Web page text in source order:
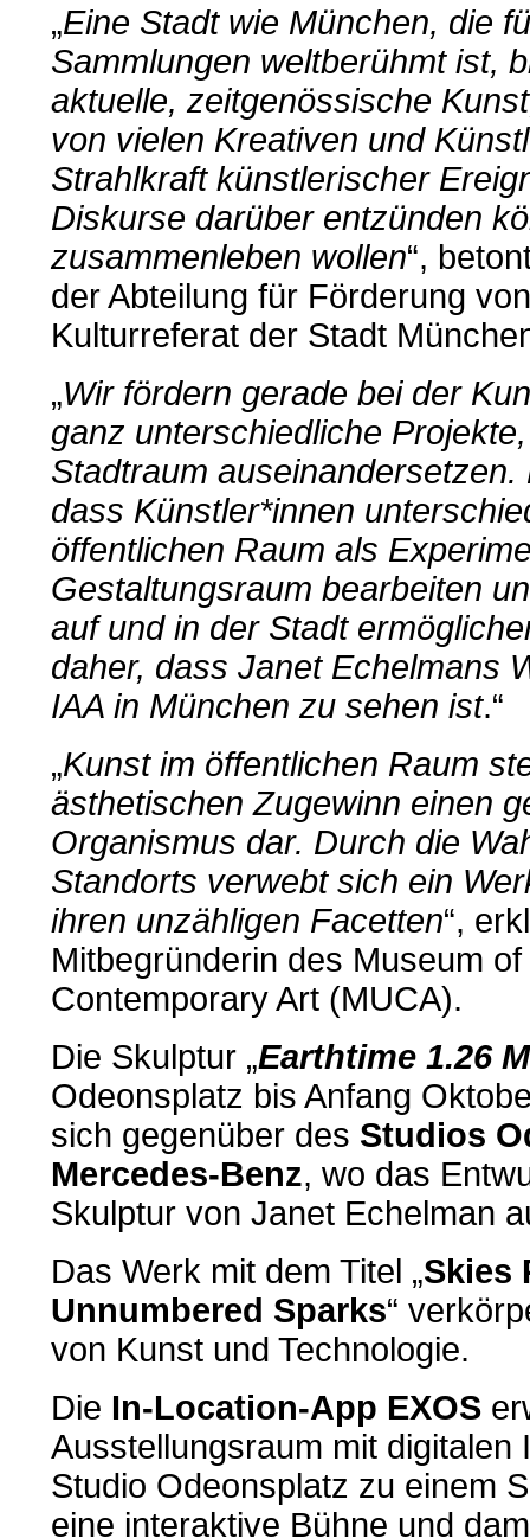
„Eine Stadt wie München, die
Sammlungen weltberühmt ist,
aktuelle, zeitgenössische
von vielen Kreativen und
Strahlkraft künstlerischer
Diskurse darüber entzünden
zusammenleben wollen“,
der Abteilung für Förderung
Kulturreferat der Stadt
„Wir fördern gerade bei der
ganz unterschiedliche
Stadtraum
dass Künstler*innen
öffentlichen Raum als
Gestaltungsraum bearbeiten
auf und in der Stadt
daher, dass Janet Echelmans
IAA in München zu sehen ist.“
„Kunst im öffentlichen Raum
ästhetischen Zugewinn einen
Organismus dar. Durch die
Standorts verwebt sich ein
ihren unzähligen Facetten“,
Mitbegründerin des Museum
Contemporary Art (MUCA).
Die Skulptur „Earthtime 1.26
Odeonsplatz bis Anfang
sich gegenüber des Studios
Mercedes-Benz, wo das
Skulptur von Janet Echelman
Das Werk mit dem Titel „Skies
Unnumbered Sparks“
von Kunst und Technologie.
Die In-Location-App EXOS
Ausstellungsraum mit digitalen
Studio Odeonsplatz zu einem
eine interaktive Bühne und